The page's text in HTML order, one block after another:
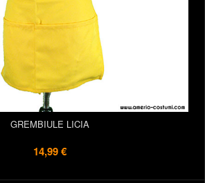
GREMBIULE LICIA
14,99 €